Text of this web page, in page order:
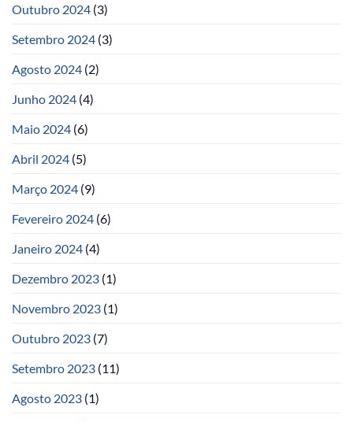
Outubro 2024 (3)
Setembro 2024 (3)
Agosto 2024 (2)
Junho 2024 (4)
Maio 2024 (6)
Abril 2024 (5)
Março 2024 (9)
Fevereiro 2024 (6)
Janeiro 2024 (4)
Dezembro 2023 (1)
Novembro 2023 (1)
Outubro 2023 (7)
Setembro 2023 (11)
Agosto 2023 (1)